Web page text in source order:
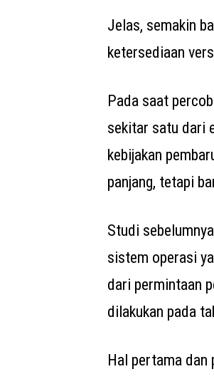
Jelas, semakin
ketersediaan
Pada saat
sekitar satu dari
kebijakan
panjang, tetapi
Studi
sistem operasi
dari permintaan
dilakukan pada
Hal pertama dan